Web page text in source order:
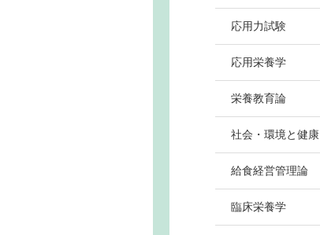
応用力試験
応用栄養学
栄養教育論
社会・環境と健康
給食経営管理論
臨床栄養学